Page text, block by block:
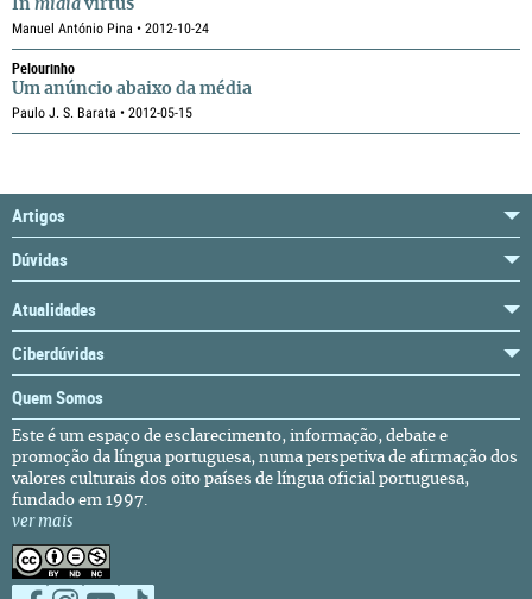
In mídia virtus
Manuel António Pina • 2012-10-24
Pelourinho
Um anúncio abaixo da média
Paulo J. S. Barata • 2012-05-15
Artigos
Dúvidas
Atualidades
Ciberdúvidas
Quem Somos
Este é um espaço de esclarecimento, informação, debate e
promoção da língua portuguesa, numa perspetiva de afirmação dos
valores culturais dos oito países de língua oficial portuguesa,
fundado em 1997.
ver mais